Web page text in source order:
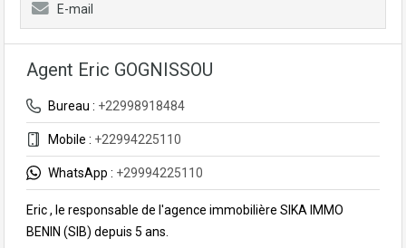
E-mail
Agent Eric GOGNISSOU
Bureau : +22998918484
Mobile : +22994225110
WhatsApp : +29994225110
Eric , le responsable de l'agence immobilière SIKA IMMO
BENIN (SIB) depuis 5 ans.